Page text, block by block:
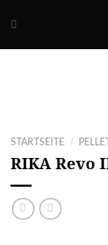
STARTSEITE /
RIKARevo